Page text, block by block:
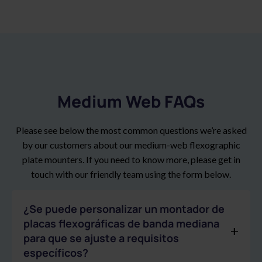
Medium Web FAQs
Please see below the most common questions we’re asked
by our customers about our medium-web flexographic
plate mounters. If you need to know more, please get in
touch with our friendly team using the form below.
¿Se puede personalizar un montador de
placas flexográficas de banda mediana
para que se ajuste a requisitos
específicos?